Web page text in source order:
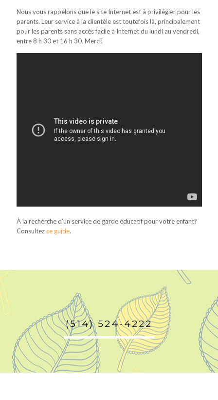
Nous vous rappelons que le site Internet est à privilégier pour les
parents. Leur service à la clientèle est toutefois là, principalement
pour les parents sans accès facile à Internet du lundi au vendredi,
entre 8 h 30 et 16 h 30. Merci!
À la recherche d’un service de garde éducatif pour votre enfant?
Consultezce guide.
(514) 524-4222